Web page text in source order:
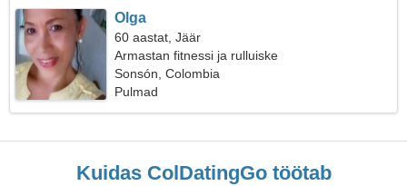
Olga
60 aastat, Jäär
Armastan fitnessi ja rulluiske
Sonsón, Colombia
Pulmad
Kuidas ColDatingGo töötab